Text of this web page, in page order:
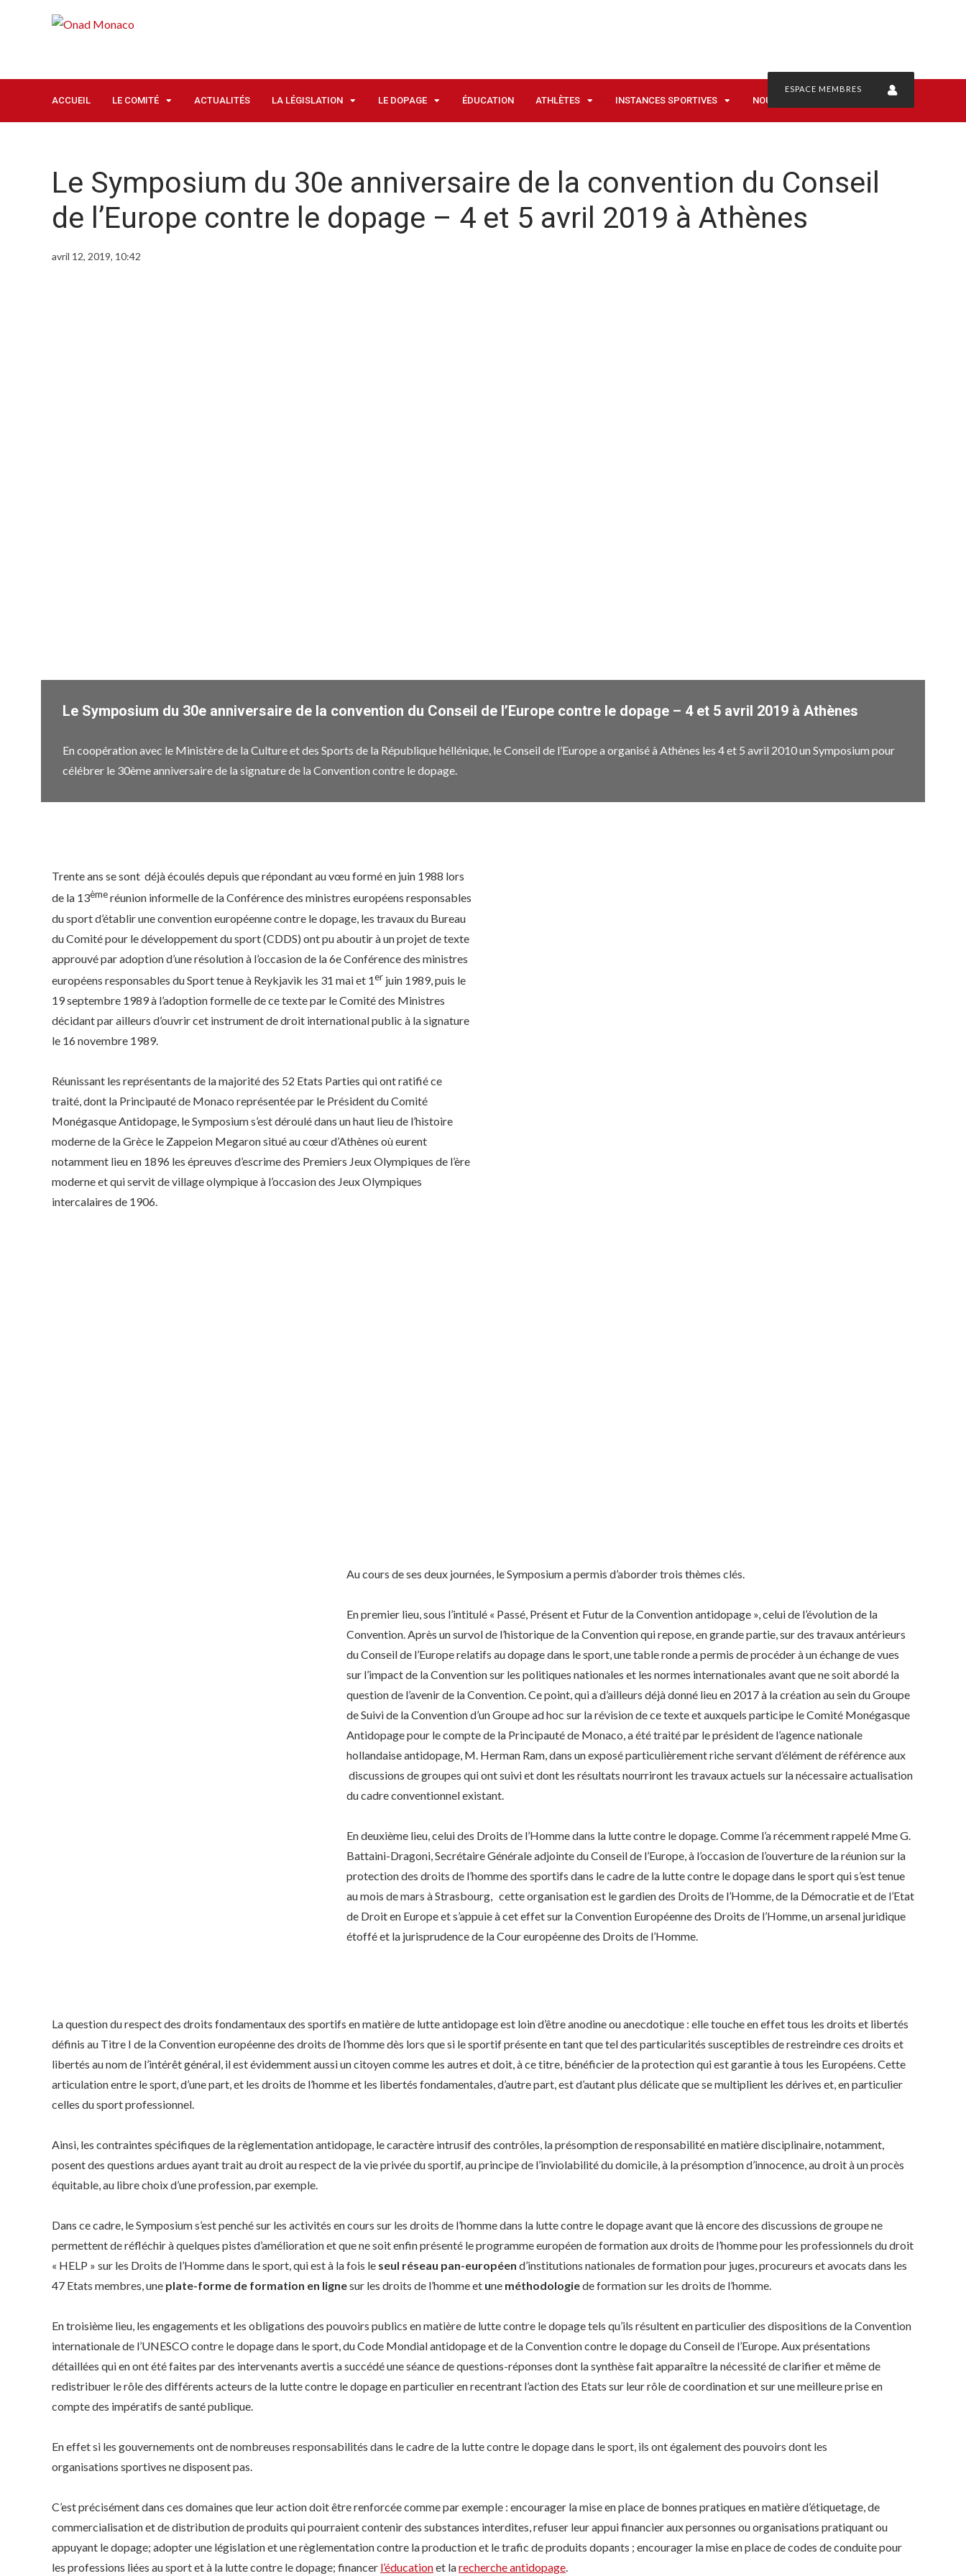
ESPACE MEMBRES
ACCUEIL LE COMITÉ ACTUALITÉS LA LÉGISLATION LE DOPAGE ÉDUCATION ATHLÈTES INSTANCES SPORTIVES NOUS CONTACTER
Le Symposium du 30e anniversaire de la convention du Conseil
de l’Europe contre le dopage – 4 et 5 avril 2019 à Athènes
avril 12, 2019, 10:42
Le Symposium du 30e anniversaire de la convention du Conseil de l’Europe contre le dopage – 4 et 5 avril 2019 à Athènes
En coopération avec le Ministère de la Culture et des Sports de la République héllénique, le Conseil de l’Europe a organisé à Athènes les 4 et 5 avril 2010 un Symposium pour
célébrer le 30ème anniversaire de la signature de la Convention contre le dopage.
Trente ans se sont déjà écoulés depuis que répondant au vœu formé en juin 1988 lors
de la 13èmeréunion informelle de la Conférence des ministres européens responsables
du sport d’établir une convention européenne contre le dopage, les travaux du Bureau
du Comité pour le développement du sport (CDDS) ont pu aboutir à un projet de texte
approuvé par adoption d’une résolution à l’occasion de la 6e Conférence des ministres
européens responsables du Sport tenue à Reykjavik les 31 mai et 1er juin 1989, puis le
19 septembre 1989 à l’adoption formelle de ce texte par le Comité des Ministres
décidant par ailleurs d’ouvrir cet instrument de droit international public à la signature
le 16 novembre 1989.
Réunissant les représentants de la majorité des 52 Etats Parties qui ont ratifié ce
traité, dont la Principauté de Monaco représentée par le Président du Comité
Monégasque Antidopage, le Symposium s’est déroulé dans un haut lieu de l’histoire
moderne de la Grèce le Zappeion Megaron situé au cœur d’Athènes où eurent
notamment lieu en 1896 les épreuves d’escrime des Premiers Jeux Olympiques de l’ère
moderne et qui servit de village olympique à l’occasion des Jeux Olympiques
intercalaires de 1906.
Au cours de ses deux journées, le Symposium a permis d’aborder trois thèmes clés.
En premier lieu, sous l’intitulé « Passé, Présent et Futur de la Convention antidopage », celui de l’évolution de la
Convention. Après un survol de l’historique de la Convention qui repose, en grande partie, sur des travaux antérieurs
du Conseil de l’Europe relatifs au dopage dans le sport, une table ronde a permis de procéder à un échange de vues
sur l’impact de la Convention sur les politiques nationales et les normes internationales avant que ne soit abordé la
question de l’avenir de la Convention. Ce point, qui a d’ailleurs déjà donné lieu en 2017 à la création au sein du Groupe
de Suivi de la Convention d’un Groupe ad hoc sur la révision de ce texte et auxquels participe le Comité Monégasque
Antidopage pour le compte de la Principauté de Monaco, a été traité par le président de l’agence nationale
hollandaise antidopage, M. Herman Ram, dans un exposé particulièrement riche servant d’élément de référence aux
discussions de groupes qui ont suivi et dont les résultats nourriront les travaux actuels sur la nécessaire actualisation
du cadre conventionnel existant.
En deuxième lieu, celui des Droits de l’Homme dans la lutte contre le dopage. Comme l’a récemment rappelé Mme G.
Battaini-Dragoni, Secrétaire Générale adjointe du Conseil de l’Europe, à l’occasion de l’ouverture de la réunion sur la
protection des droits de l’homme des sportifs dans le cadre de la lutte contre le dopage dans le sport qui s’est tenue
au mois de mars à Strasbourg, cette organisation est le gardien des Droits de l’Homme, de la Démocratie et de l’Etat
de Droit en Europe et s’appuie à cet effet sur la Convention Européenne des Droits de l’Homme, un arsenal juridique
étoffé et la jurisprudence de la Cour européenne des Droits de l’Homme.
La question du respect des droits fondamentaux des sportifs en matière de lutte antidopage est loin d’être anodine ou anecdotique : elle touche en effet tous les droits et libertés
définis au Titre I de la Convention européenne des droits de l’homme dès lors que si le sportif présente en tant que tel des particularités susceptibles de restreindre ces droits et
libertés au nom de l’intérêt général, il est évidemment aussi un citoyen comme les autres et doit, à ce titre, bénéficier de la protection qui est garantie à tous les Européens. Cette
articulation entre le sport, d’une part, et les droits de l’homme et les libertés fondamentales, d’autre part, est d’autant plus délicate que se multiplient les dérives et, en particulier
celles du sport professionnel.
Ainsi, les contraintes spécifiques de la règlementation antidopage, le caractère intrusif des contrôles, la présomption de responsabilité en matière disciplinaire, notamment,
posent des questions ardues ayant trait au droit au respect de la vie privée du sportif, au principe de l’inviolabilité du domicile, à la présomption d’innocence, au droit à un procès
équitable, au libre choix d’une profession, par exemple.
Dans ce cadre, le Symposium s’est penché sur les activités en cours sur les droits de l’homme dans la lutte contre le dopage avant que là encore des discussions de groupe ne
permettent de réfléchir à quelques pistes d’amélioration et que ne soit enfin présenté le programme européen de formation aux droits de l’homme pour les professionnels du droit
« HELP » sur les Droits de l’Homme dans le sport, qui est à la fois le seul réseau pan-européen d’institutions nationales de formation pour juges, procureurs et avocats dans les
47 Etats membres, une plate-forme de formation en lignesur les droits de l’homme et une méthodologiede formation sur les droits de l’homme.
En troisième lieu, les engagements et les obligations des pouvoirs publics en matière de lutte contre le dopage tels qu’ils résultent en particulier des dispositions de la Convention
internationale de l’UNESCO contre le dopage dans le sport, du Code Mondial antidopage et de la Convention contre le dopage du Conseil de l’Europe. Aux présentations
détaillées qui en ont été faites par des intervenants avertis a succédé une séance de questions-réponses dont la synthèse fait apparaître la nécessité de clarifier et même de
redistribuer le rôle des différents acteurs de la lutte contre le dopage en particulier en recentrant l’action des Etats sur leur rôle de coordination et sur une meilleure prise en
compte des impératifs de santé publique.
En effet si les gouvernements ont de nombreuses responsabilités dans le cadre de la lutte contre le dopage dans le sport, ils ont également des pouvoirs dont les
organisations sportives ne disposent pas.
C’est précisément dans ces domaines que leur action doit être renforcée comme par exemple : encourager la mise en place de bonnes pratiques en matière d’étiquetage, de
commercialisation et de distribution de produits qui pourraient contenir des substances interdites, refuser leur appui financier aux personnes ou organisations pratiquant ou
appuyant le dopage; adopter une législation et une règlementation contre la production et le trafic de produits dopants ; encourager la mise en place de codes de conduite pour
les professions liées au sport et à la lutte contre le dopage; financer l’éducationet larecherche antidopage.